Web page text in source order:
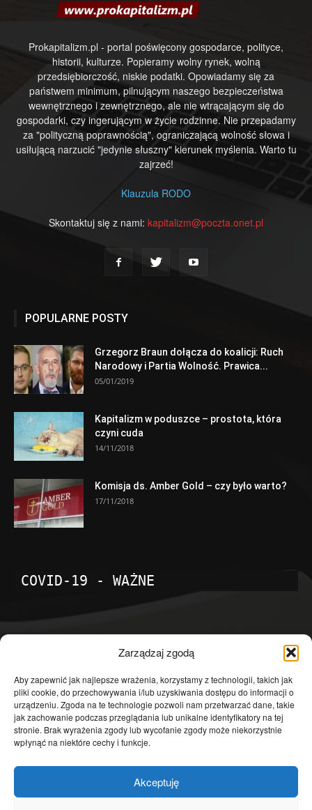
Zarządzaj zgodą
Aby zapewnić jak najlepsze wrażenia, korzystamy z technologii, takich jak
pliki cookie, do przechowywania i/lub uzyskiwania dostępu do informacji o
urządzeniu. Zgoda na te technologie pozwoli nam przetwarzać dane, takie
jak zachowanie podczas przeglądania lub unikalne identyfikatory na tej
stronie. Brak wyrażenia zgody lub wycofanie zgody może niekorzystnie
wpłynąć na niektóre cechy i funkcje.
Akceptuję
Prokapitalizm.pl - portal poświęcony gospodarce, polityce,
historii, kulturze. Popieramy wolny rynek, wolną
przedsiębiorczość, niskie podatki. Opowiadamy się za
państwem minimum, pilnującym naszego bezpieczeństwa
wewnętrznego i zewnętrznego, ale nie wtrącającym się do
gospodarki, czy ingerującym w życie rodzinne. Nie przepadamy
za "polityczną poprawnością", ograniczającą wolność słowa i
usiłującą narzucić "jedynie słuszny" kierunek myślenia. Warto tu
zajrzeć!
Klauzula RODO
Skontaktuj się z nami: kapitalizm@poczta.onet.pl
POPULARNE POSTY
Grzegorz Braun dołącza do koalicji: Ruch
Narodowy i Partia Wolność. Prawica...
05/01/2019
Kapitalizm w poduszce – prostota, która
czyni cuda
14/11/2018
Komisja ds. Amber Gold – czy było warto?
17/11/2018
COVID-19 - WAŻNE
Temat dnia
4601
Publicystyka
4363
Polityka
3639
Polska
Społeczeństwo
2823